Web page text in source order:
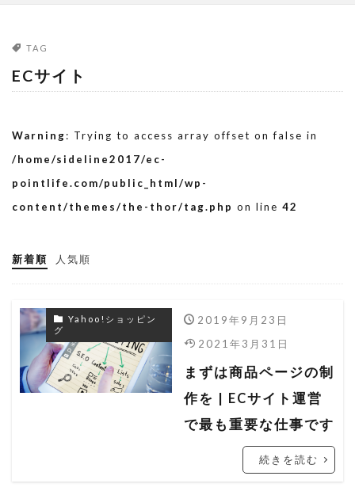
TAG
ECサイト
Warning: Trying to access array offset on false in
/home/sideline2017/ec-
pointlife.com/public_html/wp-
content/themes/the-thor/tag.php on line 42
新着順 人気順
Yahoo!ショッピン
グ
2019年9月23日
2021年3月31日
まずは商品ページの制
作を | ECサイト運営
で最も重要な仕事です
続きを読む
サービスクーポン参加
スマホ スマートフォン
スーパーSALEサーチ
タイムセール データベース
データ解析 トップページ ネット通販
ヤフーショッピング
ヤフーショッピング 売れるコツ
ヤフーショッピング 売上
ヤフーショッピング 売上アップ
レスポンシブ ワンタリフ
商品データ